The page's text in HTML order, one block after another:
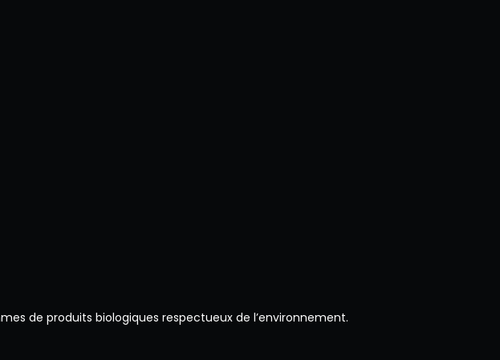
de produits biologiques respectueux de l’environnement.